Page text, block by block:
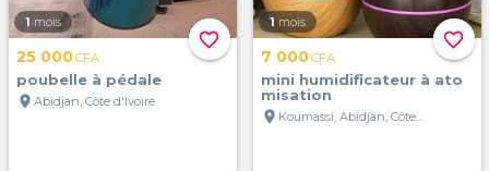
favorite_border
1 mois
25 000CFA
poubelle à pédale
location_on Abidjan, Côte d'Ivoire
favorite_border
1 mois
7 000CFA
mini humidificateur à ato
misation
location_on
Koumassi, Abidjan, Côte d'Ivoire